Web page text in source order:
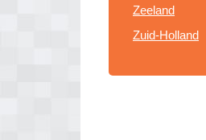
Zeeland
Zuid-Holland